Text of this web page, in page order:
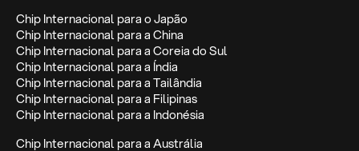
Chip Internacional para o Japão
Chip Internacional para a China
Chip Internacional para a Coreia do Sul
Chip Internacional para a Índia
Chip Internacional para a Tailândia
Chip Internacional para a Filipinas
Chip Internacional para a Indonésia
Chip Internacional para a Austrália